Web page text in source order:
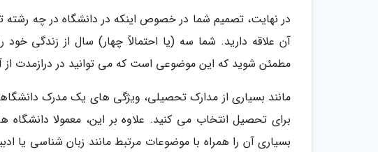
در نهایت، تصمیم شما در خصوص اینکه در دانشگاه در چه
آن علاقه دارید. شما سه (یا احتمالاً چهار) سال از زندگی
مطمئن شوید که این موضوعی است که می توانید در درازمدت از
مانند بسیاری از مدارک تحصیلی، ویژگی های یک مدرک
برای تحصیل انتخاب می کنید. علاوه بر این، معمولا
بسیاری آن را همراه با موضوعات مرتبط مانند زبان شناسی یا